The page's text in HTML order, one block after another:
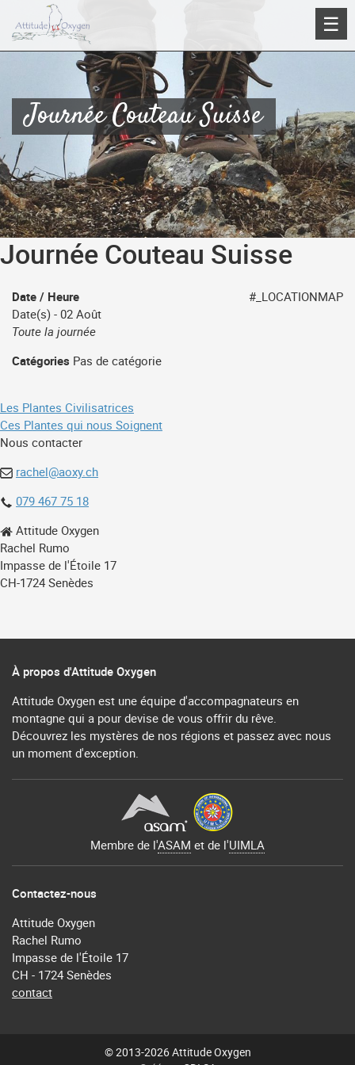
contenu
☰
Journée Couteau Suisse
Journée Couteau Suisse
#_LOCATIONMAP
Date / Heure
Date(s) - 02 Août
Toute la journée
Catégories Pas de catégorie
Navigation
de
l’article
Les Plantes Civilisatrices
Ces Plantes qui nous Soignent
Nous contacter
rachel@aoxy.ch
079 467 75 18
Attitude Oxygen
Rachel Rumo
Impasse de l'Étoile 17
CH-1724 Senèdes
À propos d'Attitude Oxygen
Attitude Oxygen est une équipe d'accompagnateurs en
montagne qui a pour devise de vous offrir du rêve.
Découvrez les mystères de nos régions et passez avec nous
un moment d'exception.
Membre de l'ASAM et de l'UIMLA
Contactez-nous
Attitude Oxygen
Rachel Rumo
Impasse de l'Étoile 17
CH - 1724 Senèdes
contact
© 2013-2026 Attitude Oxygen